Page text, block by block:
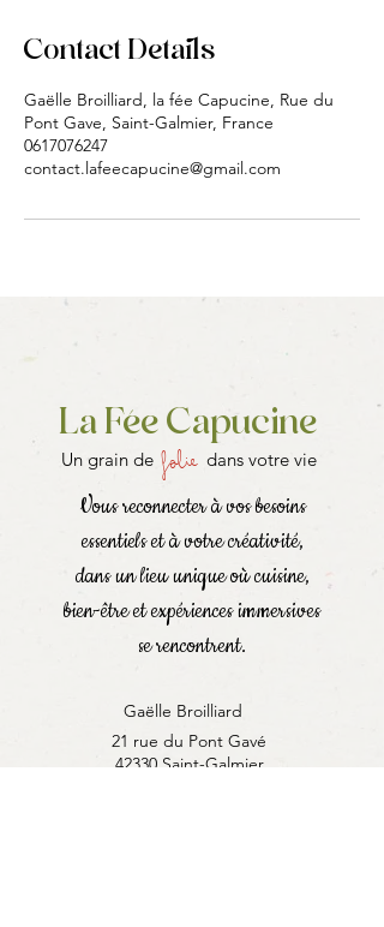
Contact Details
Gaëlle Broilliard, la fée Capucine, Rue du
Pont Gave, Saint-Galmier, France
0617076247
contact.lafeecapucine@gmail.com
La Fée Capucine
Un grain de folie dans votre vie
Vous reconnecter à vos besoins
essentiels et à votre créativité,
dans un lieu unique où cuisine,
bien-être et expériences immersives
se rencontrent.
Gaëlle Broilliard
21 rue du Pont Gavé
42330 Saint-Galmier